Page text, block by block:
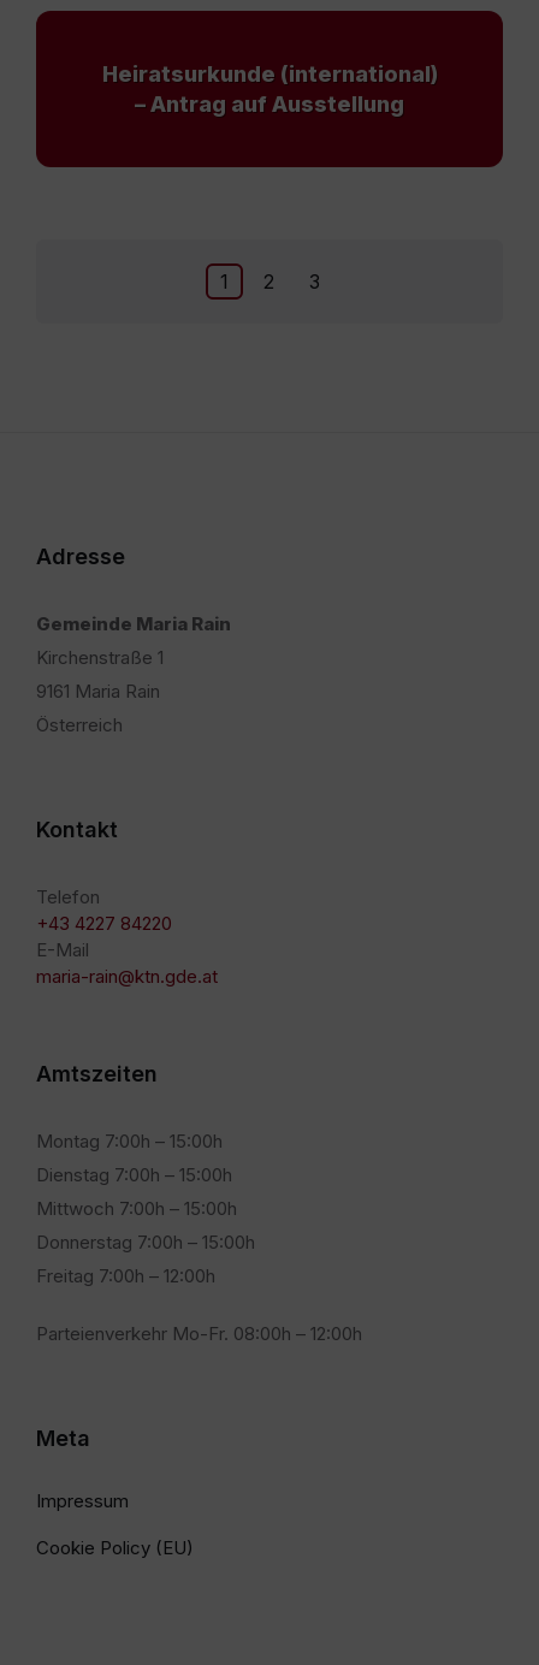
Heiratsurkunde (international)
– Antrag auf Ausstellung
Seitennummerierung
1 2 3
Adresse
Gemeinde Maria Rain
Kirchenstraße 1
9161 Maria Rain
Österreich
Kontakt
Telefon
+43 4227 84220
E-Mail
maria-rain@ktn.gde.at
Amtszeiten
Montag 7:00h – 15:00h
Dienstag 7:00h – 15:00h
Mittwoch 7:00h – 15:00h
Donnerstag 7:00h – 15:00h
Freitag 7:00h – 12:00h
Parteienverkehr Mo-Fr. 08:00h – 12:00h
Meta
Impressum
Cookie Policy (EU)